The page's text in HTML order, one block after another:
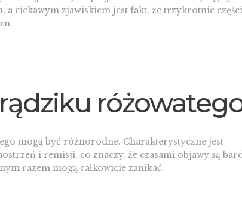
a ciekawym zjawiskiem jest fakt, że trzykrotnie
mogą być różnorodne. Charakterystyczne jest
i remisji, co znaczy, że czasami objawy są
razem mogą całkowicie zanikać.